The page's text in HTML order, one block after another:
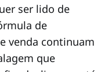
ser lido de
de
venda continuam
que